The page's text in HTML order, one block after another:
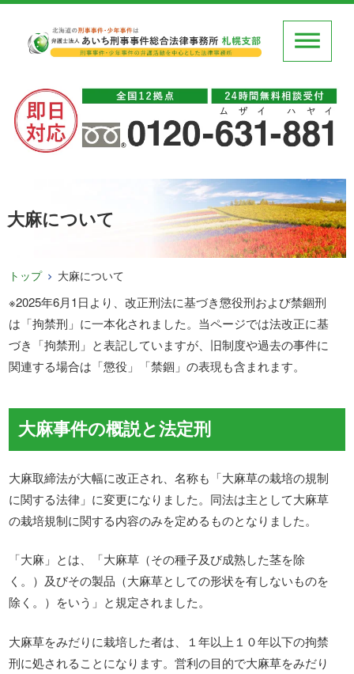
大麻について
トップ 大麻について
※2025年6月1日より、改正刑法に基づき懲役刑および禁錮刑
は「拘禁刑」に一本化されました。当ページでは法改正に基
づき「拘禁刑」と表記していますが、旧制度や過去の事件に
関連する場合は「懲役」「禁錮」の表現も含まれます。
大麻事件の概説と法定刑
大麻取締法が大幅に改正され、名称も「大麻草の栽培の規制
に関する法律」に変更になりました。同法は主として大麻草
の栽培規制に関する内容のみを定めるものとなりました。
「大麻」とは、「大麻草（その種子及び成熟した茎を除
く。）及びその製品（大麻草としての形状を有しないものを
除く。）をいう」と規定されました。
大麻草をみだりに栽培した者は、１年以上１０年以下の拘禁
刑に処されることになります。営利の目的で大麻草をみだり